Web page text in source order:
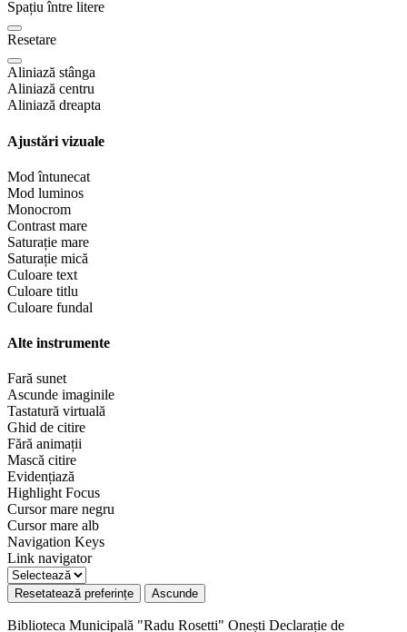
Spațiu între litere
Resetare
Aliniază stânga
Aliniază centru
Aliniază dreapta
Ajustări vizuale
Mod întunecat
Mod luminos
Monocrom
Contrast mare
Saturație mare
Saturație mică
Culoare text
Culoare titlu
Culoare fundal
Alte instrumente
Fară sunet
Ascunde imaginile
Tastatură virtuală
Ghid de citire
Fără animații
Mască citire
Evidențiază
Highlight Focus
Cursor mare negru
Cursor mare alb
Navigation Keys
Link navigator
Resetatează preferințe Ascunde
Biblioteca Municipală "Radu Rosetti" Onești Declarație de